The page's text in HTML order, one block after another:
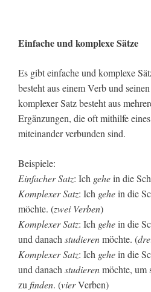
Einfache und komplexe Sätze
Es gibt einfache und komplexe
besteht aus einem Verb und
komplexer Satz besteht aus
Ergänzungen, die oft mithilfe
miteinander verbunden sind.
Beispiele:
Einfacher Satz: Ich gehein die
Komplexer Satz: Ich gehein die
möchte. (zwei Verben)
Komplexer Satz: Ich gehein die
und danach studierenmöchte. (
Komplexer Satz: Ich gehein die
und danach studierenmöchte, um
zu finden. (vierVerben)